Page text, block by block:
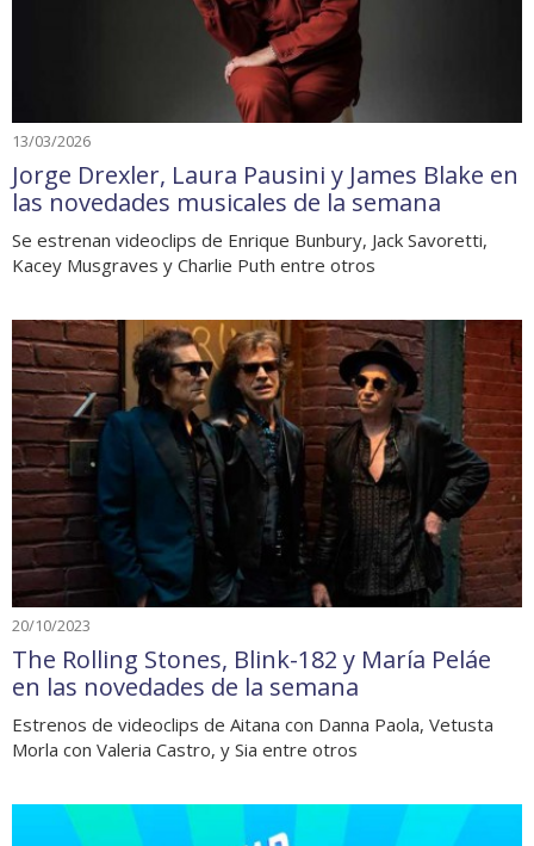
13/03/2026
Jorge Drexler, Laura Pausini y James Blake en
las novedades musicales de la semana
Se estrenan videoclips de Enrique Bunbury, Jack Savoretti,
Kacey Musgraves y Charlie Puth entre otros
20/10/2023
The Rolling Stones, Blink-182 y María Peláe
en las novedades de la semana
Estrenos de videoclips de Aitana con Danna Paola, Vetusta
Morla con Valeria Castro, y Sia entre otros